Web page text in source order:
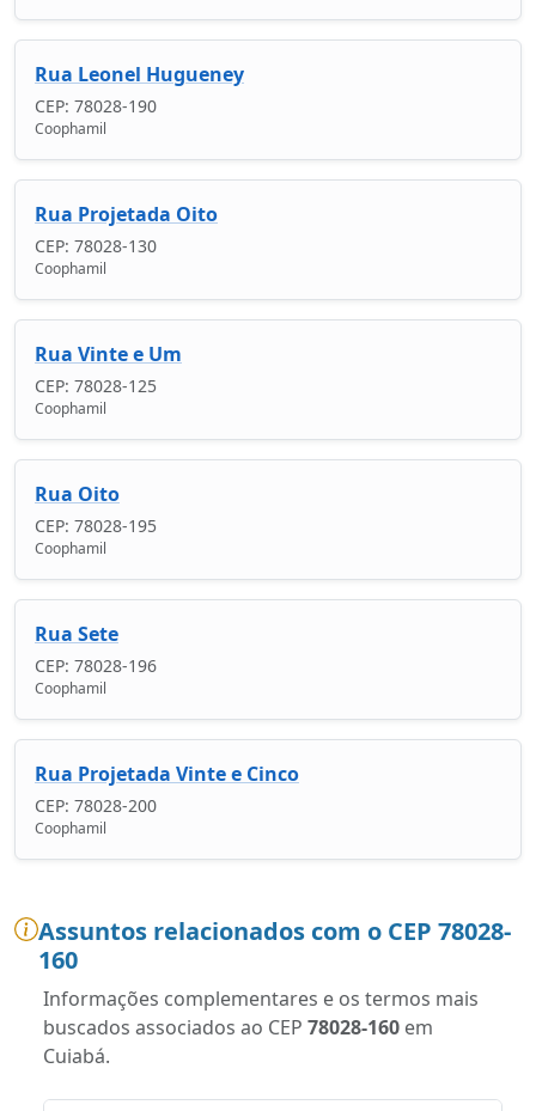
Rua Leonel Hugueney
CEP: 78028-190
Coophamil
Rua Projetada Oito
CEP: 78028-130
Coophamil
Rua Vinte e Um
CEP: 78028-125
Coophamil
Rua Oito
CEP: 78028-195
Coophamil
Rua Sete
CEP: 78028-196
Coophamil
Rua Projetada Vinte e Cinco
CEP: 78028-200
Coophamil
Assuntos relacionados com o CEP 78028-
160
Informações complementares e os termos mais
buscados associados ao CEP 78028-160 em
Cuiabá.